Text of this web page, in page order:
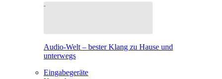
Audio-Welt – bester Klang zu Hause und
unterwegs
Eingabegeräte